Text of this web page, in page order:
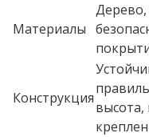
Материалы
Конструкция